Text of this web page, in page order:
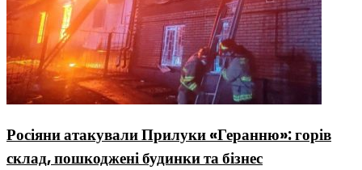
Росіяни атакували Прилуки «Геранню»: горів
склад, пошкоджені будинки та бізнес